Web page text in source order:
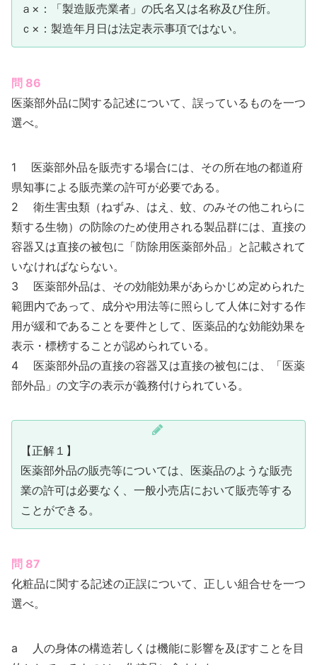
ａ×：「製造販売業者」の氏名又は名称及び住所。
ｃ×：製造年月日は法定表示事項ではない。
問 86
医薬部外品に関する記述について、誤っているものを一つ
選べ。
1 医薬部外品を販売する場合には、その所在地の都道府
県知事による販売業の許可が必要である。
2 衛生害虫類（ねずみ、はえ、蚊、のみその他これらに
類する生物）の防除のため使用される製品群には、直接の
容器又は直接の被包に「防除用医薬部外品」と記載されて
いなければならない。
3 医薬部外品は、その効能効果があらかじめ定められた
範囲内であって、成分や用法等に照らして人体に対する作
用が緩和であることを要件として、医薬品的な効能効果を
表示・標榜することが認められている。
4 医薬部外品の直接の容器又は直接の被包には、「医薬
部外品」の文字の表示が義務付けられている。
【正解１】
医薬部外品の販売等については、医薬品のような販売
業の許可は必要なく、一般小売店において販売等する
ことができる。
問 87
化粧品に関する記述の正誤について、正しい組合せを一つ
選べ。
a 人の身体の構造若しくは機能に影響を及ぼすことを目